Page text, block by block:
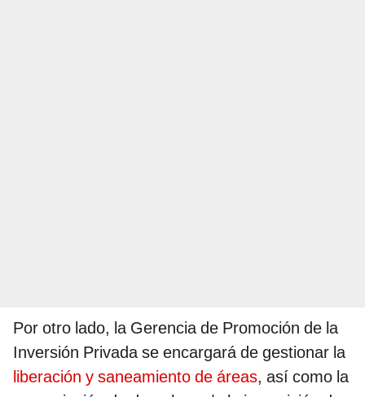
Por otro lado, la Gerencia de Promoción de la
Inversión Privada se encargará de gestionar la
liberación y saneamiento de áreas, así como la